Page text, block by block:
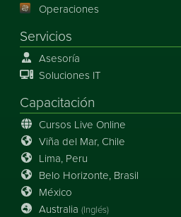
Operaciones
Servicios
Asesoría
Soluciones IT
Capacitación
Cursos Live Online
Viña del Mar, Chile
Lima, Peru
Belo Horizonte, Brasil
México
Australia (Inglés)